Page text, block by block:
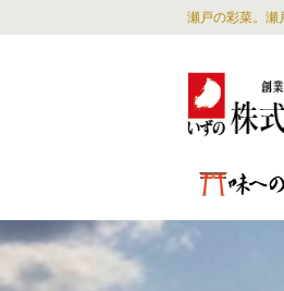
瀬戸の彩菜。瀬